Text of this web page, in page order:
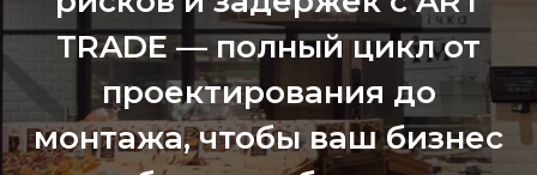
TRADE — полный цикл от
проектирования до
монтажа, чтобы ваш бизнес